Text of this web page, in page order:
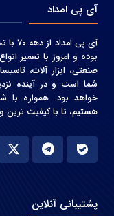
آی پی امداد
آی پی
بوده و امروز با تعمیر
صنعتی، ابزار آلات،
شما است و در آینده
خواهد بود. همواره با
هستیم، تا با کیفیت ترین
پشتیبانی آنلاین